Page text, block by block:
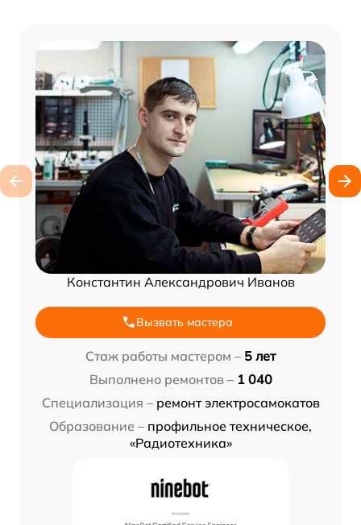
Константин Александрович Иванов
Вызвать мастера
Стаж работы мастером – 5 лет
Выполнено ремонтов – 1 040
Специализация – ремонт электросамокатов
Образование – профильное техническое,
«Радиотехника»